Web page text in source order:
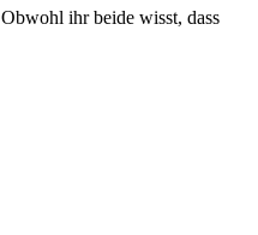
Obwohl ihr beide wisst, dass